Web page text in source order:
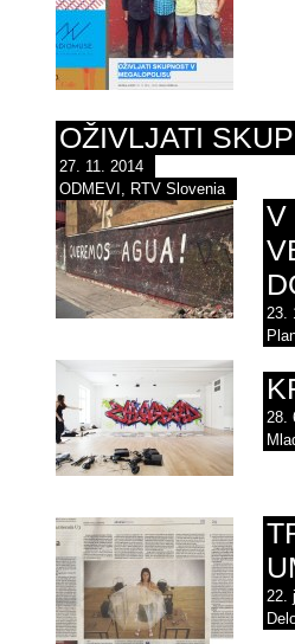
OŽIVLJATI
27. 11. 2014
ODMEVI, RTV Slovenia
V
23.
28.
22.